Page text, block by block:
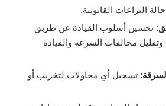
النزاعات القانونية.
تحسين أسلوب القيادة عن طريق
مخالفات السرعة والقيادة
تسجيل أي محاولات لتخريب أو